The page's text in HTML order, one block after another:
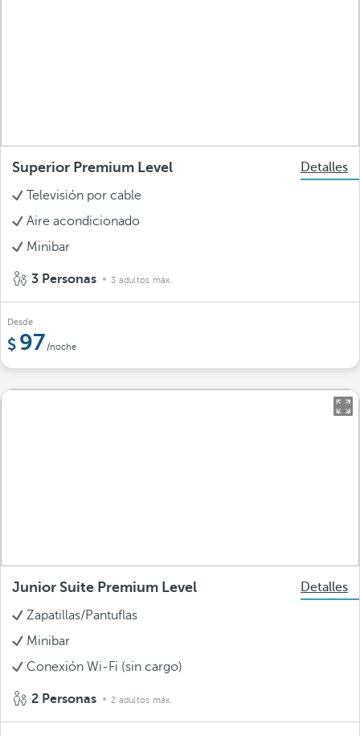
Superior Premium Level
Detalles
Televisión por cable
Aire acondicionado
Minibar
3 Personas 3 adultos máx.
Desde
97/noche
Junior Suite Premium Level
Detalles
Zapatillas/Pantuflas
Minibar
Conexión Wi-Fi (sin cargo)
2 Personas 2 adultos máx.